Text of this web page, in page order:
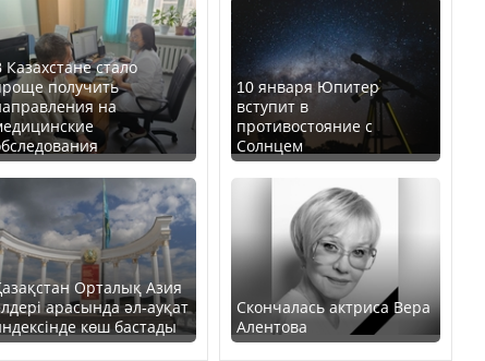
Казахстане стало
получить
на
Орталық Азия
арасында әл-ауқат
көш бастады
10 января Юпитер
вступит в
противостояние с
Солнцем
Скончалась актриса Вера
Алентова